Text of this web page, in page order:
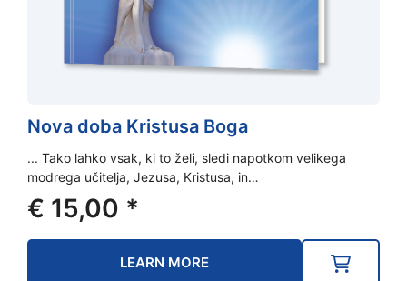
Nova doba Kristusa Boga
... Tako lahko vsak, ki to želi, sledi napotkom velikega
modrega učitelja, Jezusa, Kristusa, in…
€ 15,00 *
LEARN MORE